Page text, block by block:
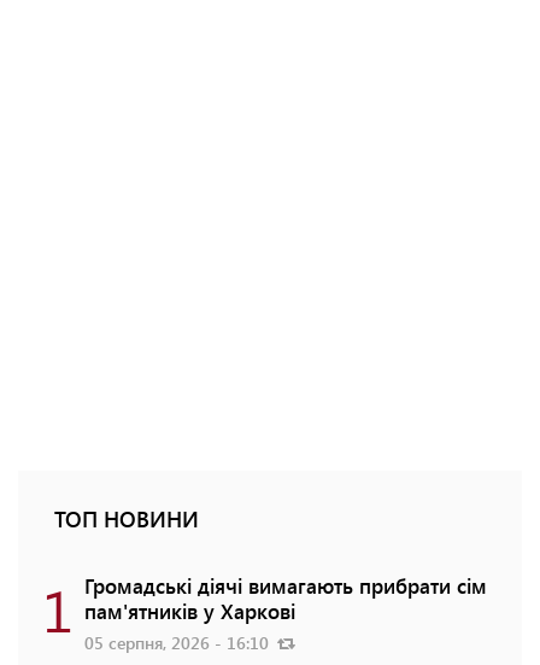
ТОП НОВИНИ
1 Громадські діячі вимагають прибрати сім
пам'ятників у Харкові
05 серпня, 2026 - 16:10